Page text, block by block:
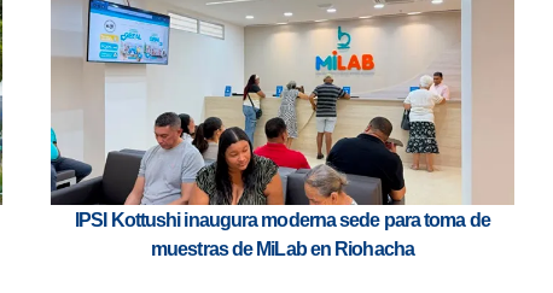
IPSI Kottushi inaugura moderna sede para toma de
muestras de MiLab en Riohacha